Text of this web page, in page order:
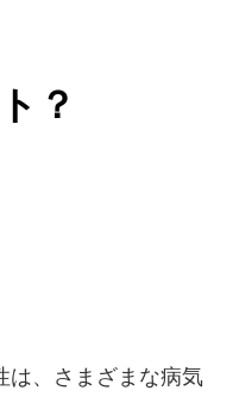
？
は、さまざまな病気